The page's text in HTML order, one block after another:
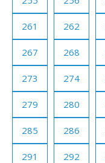
261 262
267 268
273 274
279 280
285 286
291 292